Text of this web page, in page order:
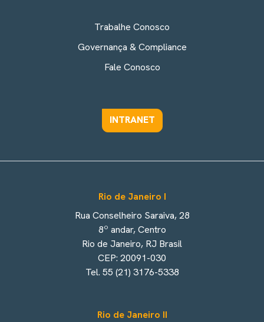
Trabalhe Conosco
Governança & Compliance
Fale Conosco
INTRANET
Rio de Janeiro I
Rua Conselheiro Saraiva, 28
8º andar, Centro
Rio de Janeiro, RJ Brasil
CEP: 20091-030
Tel. 55 (21) 3176-5338
Rio de Janeiro II